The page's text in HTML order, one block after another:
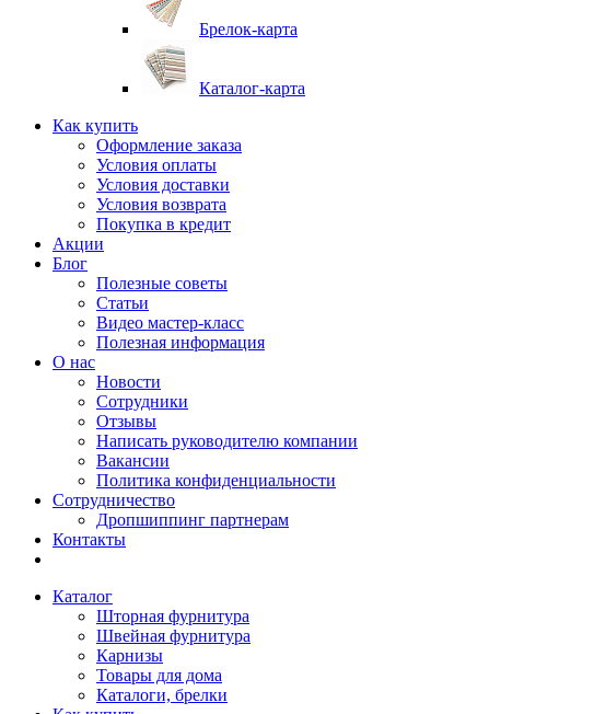
Брелок-карта
Каталог-карта
Как купить
Оформление заказа
Условия оплаты
Условия доставки
Условия возврата
Покупка в кредит
Акции
Блог
Полезные советы
Статьи
Видео мастер-класс
Полезная информация
О нас
Новости
Сотрудники
Отзывы
Написать руководителю компании
Вакансии
Политика конфиденциальности
Сотрудничество
Дропшиппинг партнерам
Контакты
Каталог
Шторная фурнитура
Швейная фурнитура
Карнизы
Товары для дома
Каталоги, брелки